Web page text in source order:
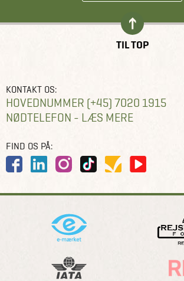
TIL TOP
KONTAKT OS:
HOVEDNUMMER (+45) 7020 1915
NØDTELEFON - LÆS MERE
FIND OS PÅ: